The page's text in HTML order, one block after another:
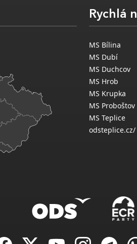
Rychlá
MS Bílina
MS Dubí
MS Duchcov
MS Hrob
MS Krupka
MS Proboštov
MS Teplice
odsteplice.cz/